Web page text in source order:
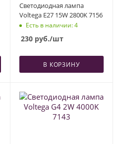
Светодиодная лампа
Voltega E27 15W 2800K 7156
Есть в наличии: 4
230руб./шт
В КОРЗИНУ